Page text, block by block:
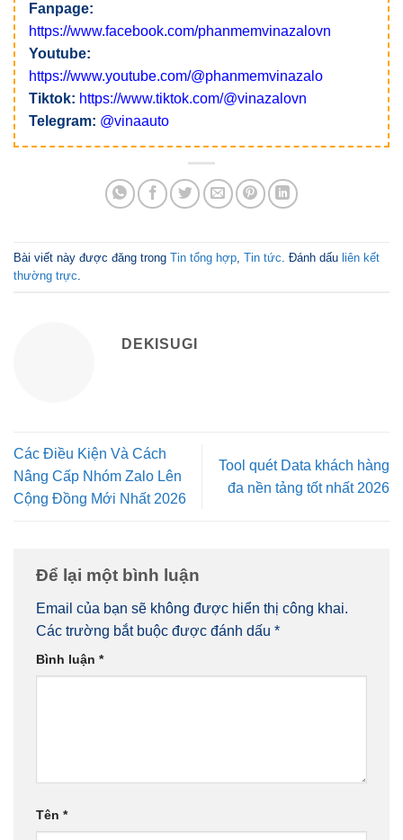
Fanpage:
https://www.facebook.com/phanmemvinazalovn
Youtube:
https://www.youtube.com/@phanmemvinazalo
Tiktok: https://www.tiktok.com/@vinazalovn
Telegram: @vinaauto
Bài viết này được đăng trong Tin tổng hợp Tin tức . Đánh dấu liên kết
thường trực
DEKISUGI
Các Điều Kiện Và Cách
Nâng Cấp Nhóm Zalo Lên
Cộng Đồng Mới Nhất 2026
Tool quét Data khách hàng
đa nền tảng tốt nhất 2026
Để lại một bình luận
Email của bạn sẽ không được hiển thị công khai.
Các trường bắt buộc được đánh dấu *
Bình luận *
Tên *